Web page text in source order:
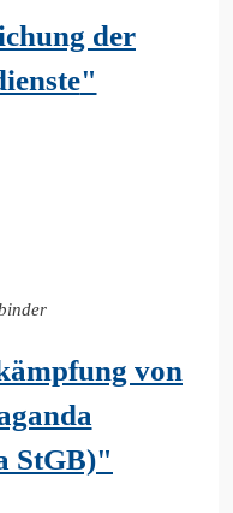
der
"
von
StGB)"